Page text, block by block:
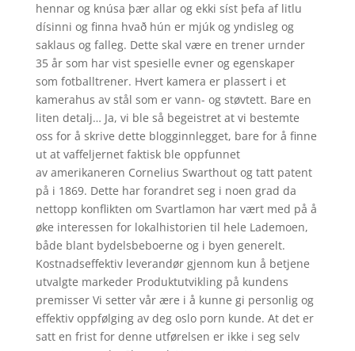
hennar og knúsa þær allar og ekki síst þefa af litlu
dísinni og finna hvað hún er mjúk og yndisleg og
saklaus og falleg. Dette skal være en trener urnder
35 år som har vist spesielle evner og egenskaper
som fotballtrener. Hvert kamera er plassert i et
kamerahus av stål som er vann- og støvtett. Bare en
liten detalj… Ja, vi ble så begeistret at vi bestemte
oss for å skrive dette blogginnlegget, bare for å finne
ut at vaffeljernet faktisk ble oppfunnet
av amerikaneren Cornelius Swarthout og tatt patent
på i 1869. Dette har forandret seg i noen grad da
nettopp konflikten om Svartlamon har vært med på å
øke interessen for lokalhistorien til hele Lademoen,
både blant bydelsbeboerne og i byen generelt.
Kostnadseffektiv leverandør gjennom kun å betjene
utvalgte markeder Produktutvikling på kundens
premisser Vi setter vår ære i å kunne gi personlig og
effektiv oppfølging av deg oslo porn kunde. At det er
satt en frist for denne utførelsen er ikke i seg selv